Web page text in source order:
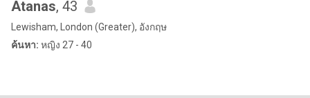
Atanas, 43
Lewisham, London (Greater), อังกฤษ
ค้นหา: หญิง 27 - 40